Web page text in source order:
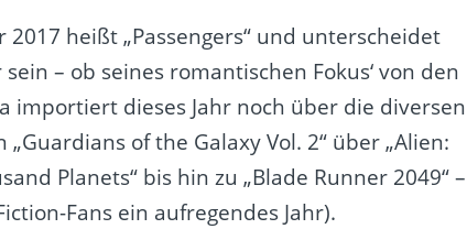
heißt „Passengers“ und unterscheidet
– ob seines romantischen Fokus‘ von den
importiert dieses Jahr noch über die diversen
of the Galaxy Vol. 2“ über „Alien:
Planets“ bis hin zu „Blade Runner 2049“ –
Fans ein aufregendes Jahr).